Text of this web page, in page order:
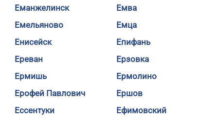
Еманжелинск
Емва
Емельяново
Емца
Енисейск
Епифань
Ереван
Ерзовка
Ермишь
Ермолино
Ерофей Павлович
Ершов
Ессентуки
Ефимовский